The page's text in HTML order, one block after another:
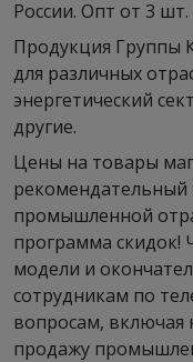
России. Опт от 3
Продукция Группы
для различных
энергетический
другие.
Цены на товары
рекомендательный
промышленной
программа скидок!
модели и
сотрудникам по
вопросам, включая
продажу